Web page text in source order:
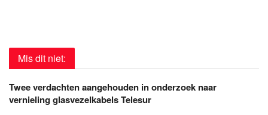
Mis dit niet:
Twee verdachten aangehouden in onderzoek naar
vernieling glasvezelkabels Telesur